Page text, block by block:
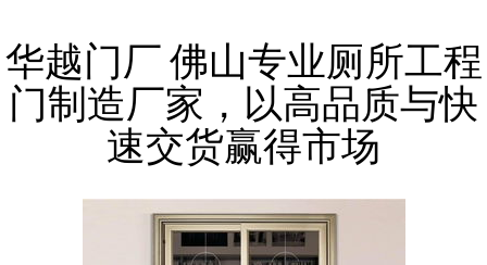
华越门厂 佛山专业厕所工程
门制造厂家，以高品质与快
速交货赢得市场